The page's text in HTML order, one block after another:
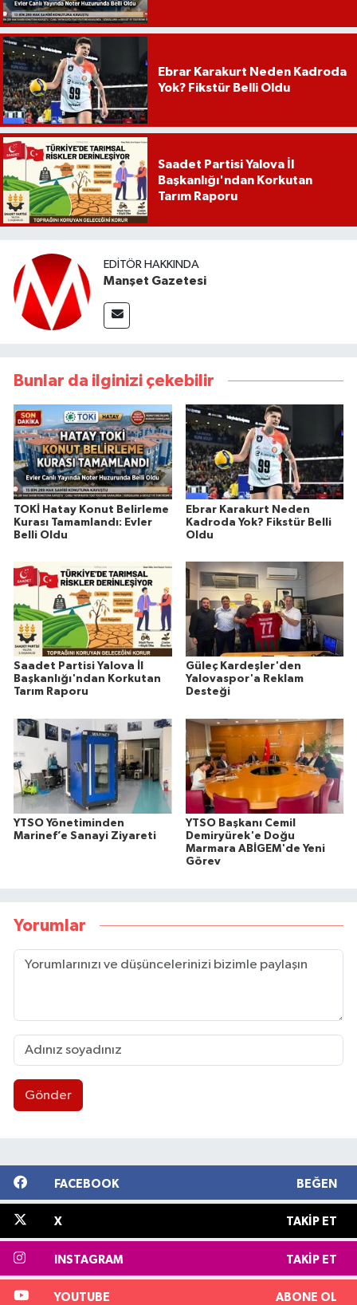
Ebrar Karakurt Neden Kadroda
Yok? Fikstür Belli Oldu
Saadet Partisi Yalova İl
Başkanlığı'ndan Korkutan
Tarım Raporu
EDITÖR HAKKINDA
Manşet Gazetesi
Bunlar da ilginizi çekebilir
TOKİ Hatay Konut Belirleme
Kurası Tamamlandı: Evler
Belli Oldu
Ebrar Karakurt Neden
Kadroda Yok? Fikstür Belli
Oldu
Saadet Partisi Yalova İl
Başkanlığı'ndan Korkutan
Tarım Raporu
Güleç Kardeşler'den
Yalovaspor'a Reklam
Desteği
YTSO Yönetiminden
Marinef’e Sanayi Ziyareti
YTSO Başkanı Cemil
Demiryürek'e Doğu
Marmara ABİGEM'de Yeni
Görev
Yorumlar
Gönder
FACEBOOK BEĞEN
X TAKIP ET
INSTAGRAM TAKIP ET
YOUTUBE ABONE OL